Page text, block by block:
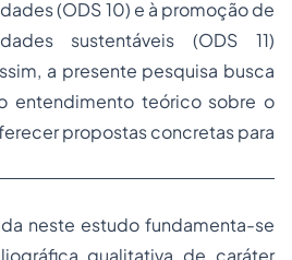
(ODS 10) e à promoção de
sustentáveis (ODS 11)
a presente pesquisa busca
entendimento teórico sobre o
propostas concretas para
neste estudo fundamenta-se
qualitativa de caráter